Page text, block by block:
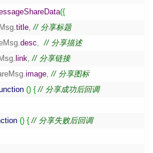
({
title // 分享标题
desc
// 分享描述
link // 分享链接
image // 分享图标
() { // 分享成功后回调
() { // 分享失败后回调